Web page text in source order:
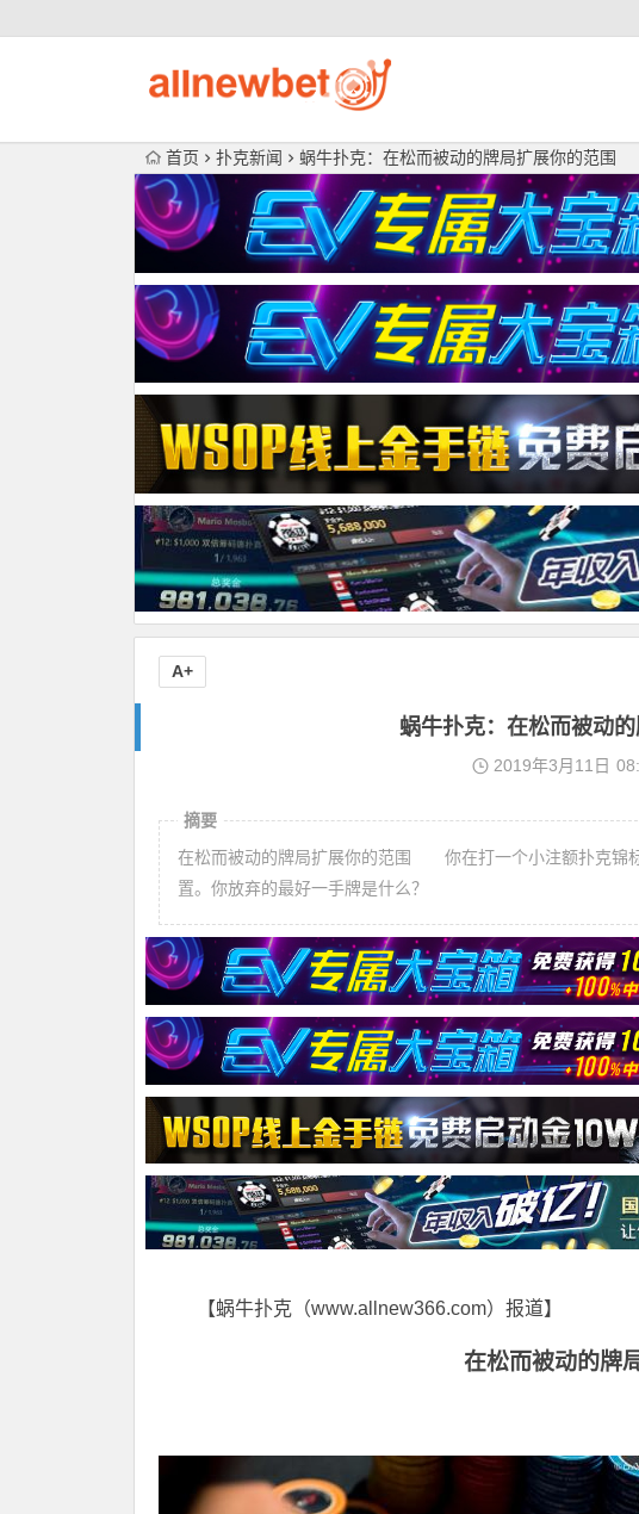
首页 扑克新闻 蜗牛扑克：​在松而被动的牌局扩展你的范围
蜗牛扑克：​在松而被动
2019年3月11日
摘要
在松而被动的牌局扩展你的范围 你在打一个小注额扑克锦
置。你放弃的最好一手牌是什么？
【蜗牛扑克（www.allnew366.com）报道】
在松而被动的牌
A+